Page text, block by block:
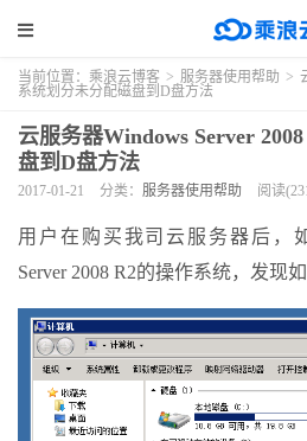
当前位置： 乘浪云博客 > 服务器使用帮助 >
系统划分未分配磁盘到D盘方法
云服务器Windows Server
盘到D盘方法
2017-01-21 分类： 服务器使用帮助 阅读
用户在购买我司云服务器后，
Server 2008 R2的操作系统，发现